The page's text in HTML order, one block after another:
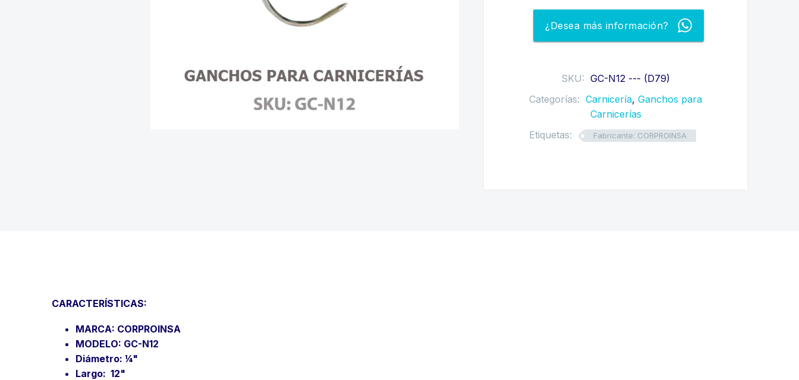
cantidad
¿Desea más información?
SKU: GC-N12 --- (D79)
Categorías: Carnicería,Ganchos para
Carnicerías
Etiquetas:
Fabricante: CORPROINSA
CARACTERÍSTICAS:
MARCA: CORPROINSA
MODELO: GC-N12
Diámetro: ¼"
Largo: 12"